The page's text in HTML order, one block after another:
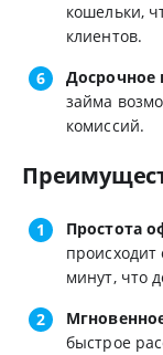
кошельки,
клиентов.
Досрочное
займа
комиссий.
Простота
происходит
минут, что
быстрое